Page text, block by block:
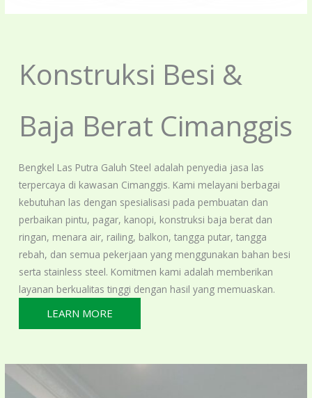
Konstruksi Besi &
Baja Berat Cimanggis
Bengkel Las Putra Galuh Steel adalah penyedia jasa las
terpercaya di kawasan Cimanggis. Kami melayani berbagai
kebutuhan las dengan spesialisasi pada pembuatan dan
perbaikan pintu, pagar, kanopi, konstruksi baja berat dan
ringan, menara air, railing, balkon, tangga putar, tangga
rebah, dan semua pekerjaan yang menggunakan bahan besi
serta stainless steel. Komitmen kami adalah memberikan
layanan berkualitas tinggi dengan hasil yang memuaskan.
LEARN MORE